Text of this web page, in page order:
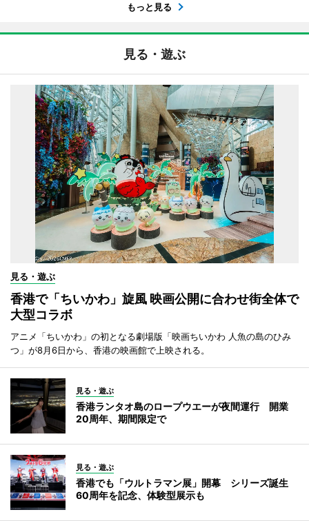
もっと見る
見る・遊ぶ
見る・遊ぶ
香港で「ちいかわ」旋風 映画公開に合わせ街全体で
大型コラボ
アニメ「ちいかわ」の初となる劇場版「映画ちいかわ 人魚の島のひみ
つ」が8月6日から、香港の映画館で上映される。
見る・遊ぶ
香港ランタオ島のロープウエーが夜間運行 開業
20周年、期間限定で
見る・遊ぶ
香港でも「ウルトラマン展」開幕 シリーズ誕生
60周年を記念、体験型展示も